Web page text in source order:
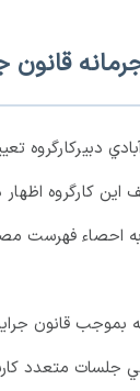
قانون
دبيركارگروه
به احصاء
بموجب قانون